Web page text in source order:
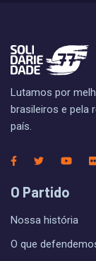
Lutamos por
brasileiros e pela
país.
O Partido
Nossa história
O que